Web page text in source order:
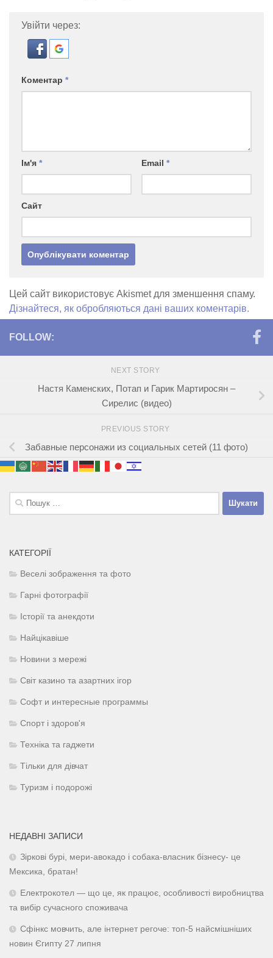
Увійти через:
Коментар *
Ім'я * Email *
Сайт
Цей сайт використовує Akismet для зменшення спаму.
Дізнайтеся, як обробляються дані ваших коментарів.
FOLLOW:
NEXT STORY
Настя Каменских, Потап и Гарик Мартиросян –
Сирелис (видео)
PREVIOUS STORY
Забавные персонажи из социальных сетей (11 фото)
Пошук:
КАТЕГОРІЇ
Веселі зображення та фото
Гарні фотографії
Історії та анекдоти
Найцікавіше
Новини з мережі
Світ казино та азартних ігор
Софт и интересные программы
Спорт і здоров'я
Техніка та гаджети
Тільки для дівчат
Туризм і подорожі
НЕДАВНІ ЗАПИСИ
Зіркові бурі, мери-авокадо і собака-власник бізнесу- це
Мексика, братан!
Електрокотел — що це, як працює, особливості виробництва
та вибір сучасного споживача
Сфінкс мовчить, але інтернет регоче: топ-5 найсмішніших
новин Єгипту 27 липня